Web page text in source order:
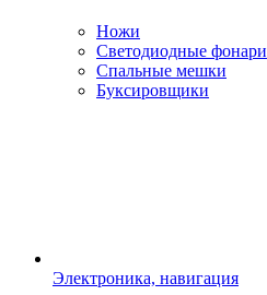
Ножи
Светодиодные фонари
Спальные мешки
Буксировщики
Электроника, навигация